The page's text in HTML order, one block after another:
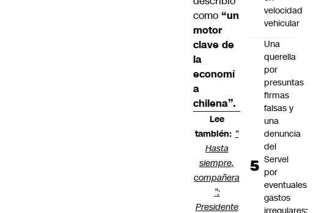
como “un
motor
clave de
la
economí
a
chilena”.
Lee
también: “
Hasta
siempre,
compañera
”:
Presidente
velocidad
vehicular
Una
querella
por
presuntas
firmas
falsas y
una
denuncia
del
Servel
por
eventuales
gastos